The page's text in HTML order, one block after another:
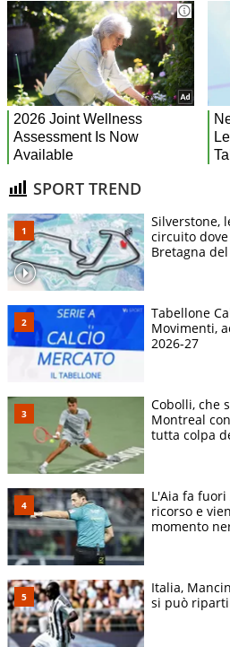
SPORT TREND
Silverstone,
circuito
Bretagna
Tabellone
Movimenti,
2026-27
Cobolli, che
Montreal
tutta colpa
L'Aia fa
ricorso e
momento
Italia,
si può